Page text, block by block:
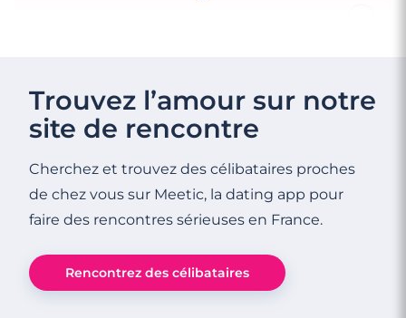
Rencontre à Challans
Trouvez l’amour sur notre
site de rencontre
Cherchez et trouvez des célibataires proches
de chez vous sur Meetic, la dating app pour
faire des rencontres sérieuses en France.
Rencontrez des célibataires